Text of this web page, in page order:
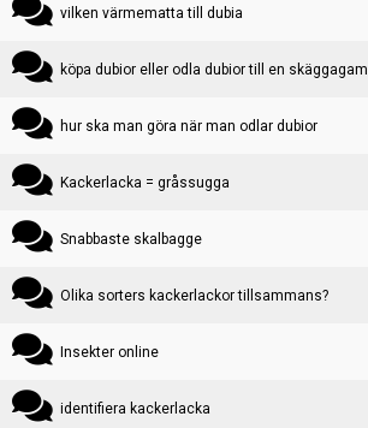
vilken värmematta till dubia
köpa dubior eller odla dubior till en skäggagam
hur ska man göra när man odlar dubior
Kackerlacka = gråssugga
Snabbaste skalbagge
Olika sorters kackerlackor tillsammans?
Insekter online
identifiera kackerlacka
Terms of Service